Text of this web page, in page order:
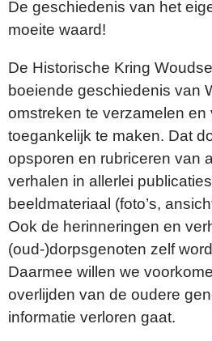
De geschiedenis van het
moeite waard!
De Historische Kring
boeiende geschiedenis van
omstreken te verzamelen en
toegankelijk te maken. Dat
opsporen en rubriceren van
verhalen in allerlei
beeldmateriaal (foto’s,
Ook de herinneringen en
(oud-)dorpsgenoten zelf
Daarmee willen we
overlijden van de oudere
informatie verloren gaat.